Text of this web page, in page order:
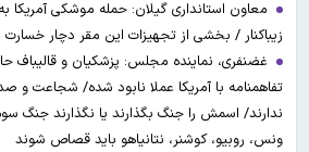
معاون استانداری گیلان: حمله موشکی آمریکا
زیباکنار / بخشی از تجهیزات این مقر دچار
غضنفری، نماینده مجلس: پزشکیان و قالیباف
تفاهمنامه با آمریکا عملا نابود شده/ شجاعت و
ندارند/ اسمش را جنگ بگذارند یا نگذارند جنگ
ونس، روبیو، کوشنر، نتانیاهو باید قصاص شوند